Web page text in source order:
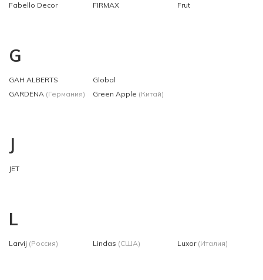
Fabello Decor FIRMAX Frut
G
GAH ALBERTS
GARDENA (Германия)
Global
Green Apple (Китай)
J
JET
L
Larvij (Россия) Lindas (США) Luxor (Италия)